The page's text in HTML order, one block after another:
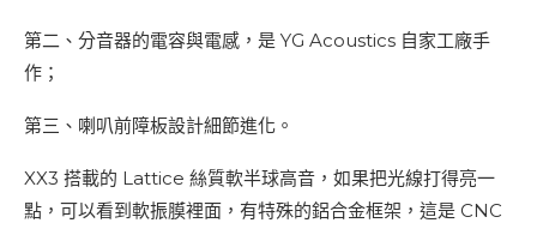
第二、分音器的電容與電感，是 YG Acoustics 自家工廠手
作；
第三、喇叭前障板設計細節進化。
XX3 搭載的 Lattice 絲質軟半球高音，如果把光線打得亮一
點，可以看到軟振膜裡面，有特殊的鋁合金框架，這是 CNC